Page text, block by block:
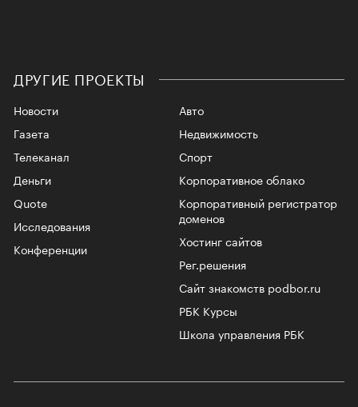
ДРУГИЕ ПРОЕКТЫ
Новости
Газета
Телеканал
Авто
Недвижимость
Спорт
Корпоративное облако
Корпоративный регистратор
доменов
Хостинг сайтов
Рег.решения
Сайт знакомств podbor.ru
РБК Курсы
Школа управления РБК
Деньги
Quote
Исследования
Конференции